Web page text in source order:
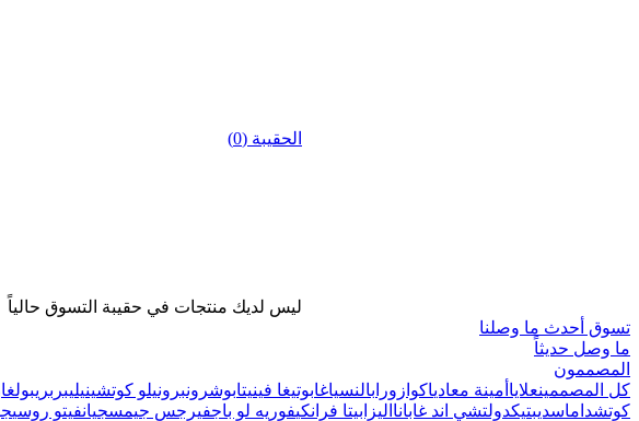
الحقيبة (0)
ليس لديك منتجات في حقيبة التسوق حالياً
تسوق أحدث ما وصلنا
ما وصل حديثاً
المصممون
كل المصممينعلايا أمينة معادياكوازورا بالنسياغابوتيغا فينيتابوشرونبرونيلو كوتشينيليبربري
كوتشداماسديبتيكدولتشي اند غابانا اليزابيتا فرانكيفوريه لو باجفيرجس جيمسجيانفيتو روسي